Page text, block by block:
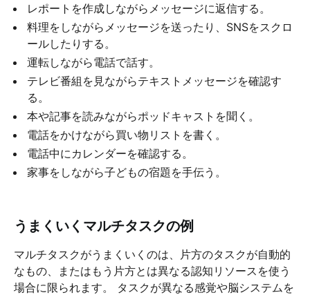
レポートを作成しながらメッセージに返信する。
料理をしながらメッセージを送ったり、SNSをスクロ
ールしたりする。
運転しながら電話で話す。
テレビ番組を見ながらテキストメッセージを確認す
る。
本や記事を読みながらポッドキャストを聞く。
電話をかけながら買い物リストを書く。
電話中にカレンダーを確認する。
家事をしながら子どもの宿題を手伝う。
うまくいくマルチタスクの例
マルチタスクがうまくいくのは、片方のタスクが自動的
なもの、またはもう片方とは異なる認知リソースを使う
場合に限られます。 タスクが異なる感覚や脳システムを